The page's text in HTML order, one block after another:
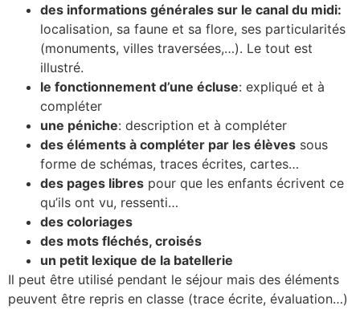
des informations générales sur le canal du midi:
localisation, sa faune et sa flore, ses particularités
(monuments, villes traversées,…). Le tout est
illustré.
le fonctionnement d’une écluse: expliqué et à
compléter
une péniche: description et à compléter
des éléments à compléter par les élèves sous
forme de schémas, traces écrites, cartes…
des pages libres pour que les enfants écrivent ce
qu’ils ont vu, ressenti…
des coloriages
des mots fléchés, croisés
un petit lexique de la batellerie
Il peut être utilisé pendant le séjour mais des éléments
peuvent être repris en classe (trace écrite, évaluation…)